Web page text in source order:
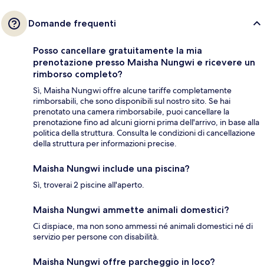
Domande frequenti
Posso cancellare gratuitamente la mia
prenotazione presso Maisha Nungwi e ricevere un
rimborso completo?
Sì, Maisha Nungwi offre alcune tariffe completamente
rimborsabili, che sono disponibili sul nostro sito. Se hai
prenotato una camera rimborsabile, puoi cancellare la
prenotazione fino ad alcuni giorni prima dell'arrivo, in base alla
politica della struttura. Consulta le condizioni di cancellazione
della struttura per informazioni precise.
Maisha Nungwi include una piscina?
Sì, troverai 2 piscine all'aperto.
Maisha Nungwi ammette animali domestici?
Ci dispiace, ma non sono ammessi né animali domestici né di
servizio per persone con disabilità.
Maisha Nungwi offre parcheggio in loco?